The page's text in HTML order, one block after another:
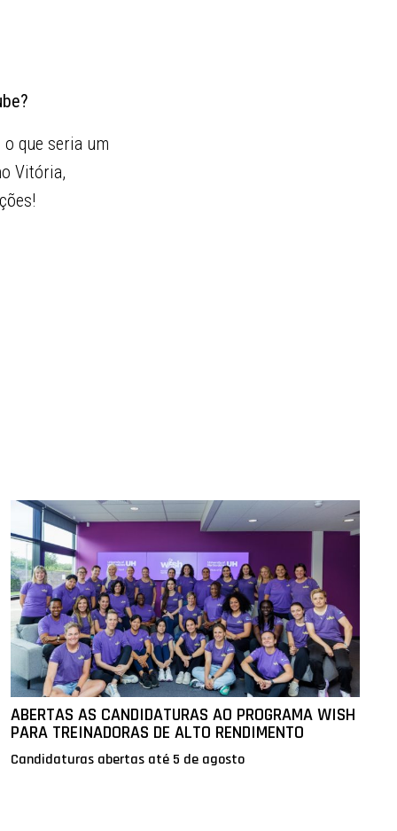
que seria um
Vitória,
ABERTAS AS CANDIDATURAS AO PROGRAMA WISH
PARA TREINADORAS DE ALTO RENDIMENTO
Candidaturas abertas até 5 de agosto